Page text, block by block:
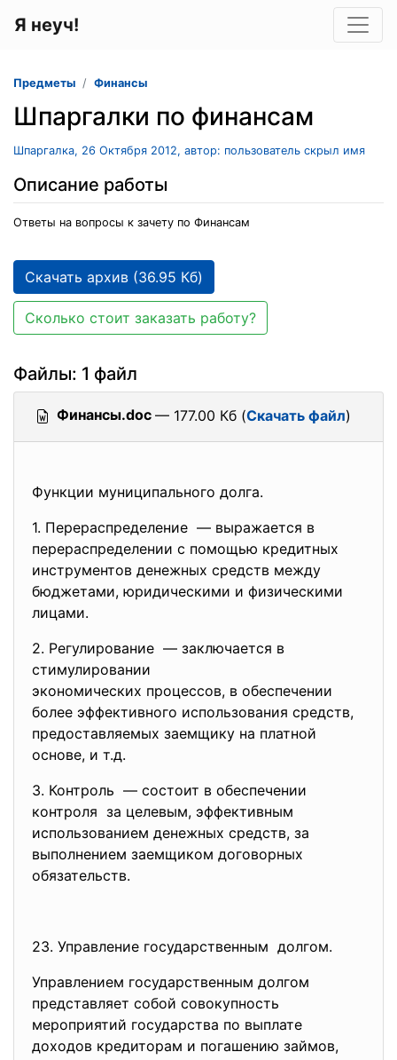
Я неуч!
Предметы Финансы
Шпаргалки по финансам
Шпаргалка, 26 Октября 2012, автор: пользователь скрыл имя
Описание работы
Ответы на вопросы к зачету по Финансам
Скачать архив (36.95 Кб)
Сколько стоит заказать работу?
Файлы: 1 файл
Финансы.doc — 177.00 Кб (Скачать файл)
Функции муниципального долга.
1. Перераспределение — выражается в
перераспределении с помощью кредитных
инструментов денежных средств между
бюджетами, юридическими и физическими
лицами.
2. Регулирование — заключается в
стимулировании
экономических процессов, в обеспечении
более эффективного использования средств,
предоставляемых заемщику на платной
основе, и т.д.
3. Контроль — состоит в обеспечении
контроля за целевым, эффективным
использованием денежных средств, за
выполнением заемщиком договорных
обязательств.
23. Управление государственным долгом.
Управлением государственным долгом
представляет собой совокупность
мероприятий государства по выплате
доходов кредиторам и погашению займов,